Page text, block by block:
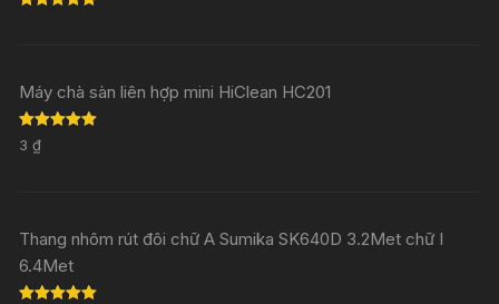
Máy chà sàn liên hợp mini HiClean HC201
Rated
out of 5
3₫
Thang nhôm rút đôi chữ A Sumika SK640D 3.2Met chữ I
6.4Met